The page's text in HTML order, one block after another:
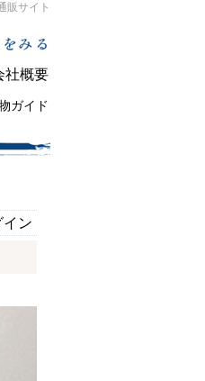
販サイト
社概要
ガイド
イン